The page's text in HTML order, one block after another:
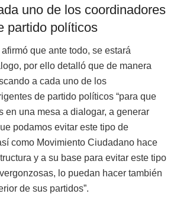
uno de los coordinadores
partido políticos
que ante todo, se estará
por ello detalló que de manera
a cada uno de los
de partido políticos “para que
en una mesa a dialogar, a generar
podamos evitar este tipo de
como Movimiento Ciudadano hace
y a su base para evitar este tipo
lo puedan hacer también
de sus partidos”.